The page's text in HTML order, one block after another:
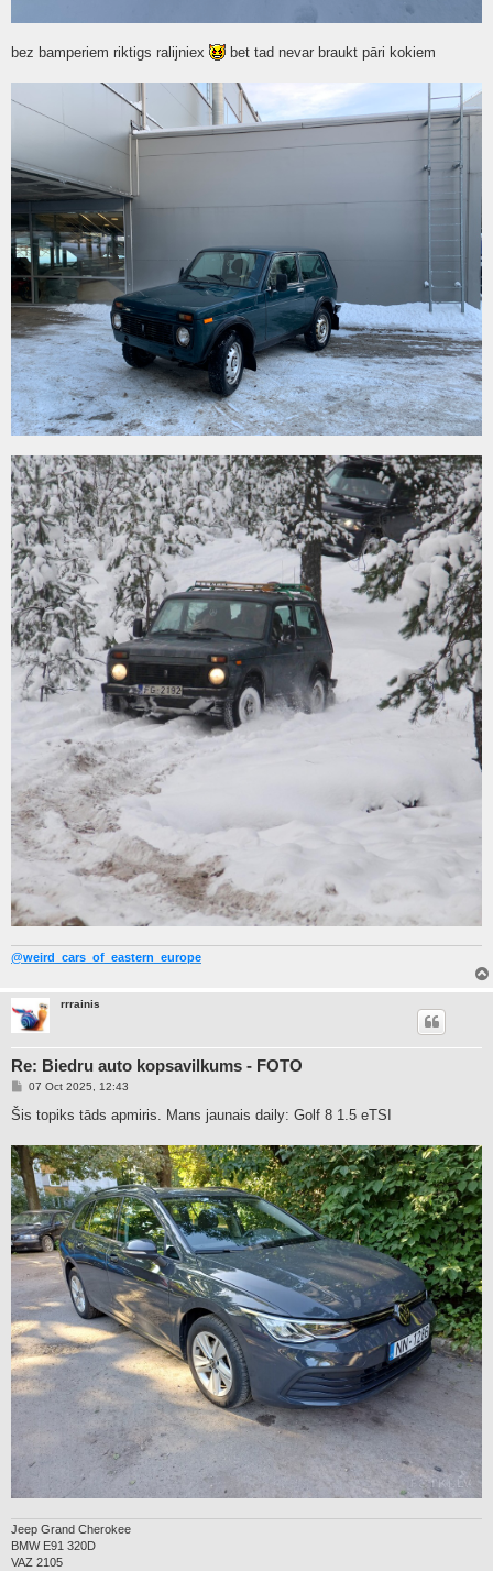
bez bamperiem riktigs ralijniex bet tad nevar braukt pāri kokiem
@weird_cars_of_eastern_europe
rrrainis
Re: Biedru auto kopsavilkums - FOTO
P
s
07 Oct 2025, 12:43
Šis topiks tāds apmiris. Mans jaunais daily: Golf 8 1.5 eTSI
Jeep Grand Cherokee
BMW E91 320D
VAZ 2105